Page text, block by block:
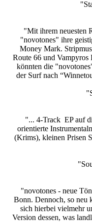
"Mit ihrem neuesten
"novotones" ihre
Money Mark.
Route 66 und Vampyros
könnten die
der Surf nach
"... 4-Track EP auf
orientierte
(Krims), kleinen Prisen
"novotones - neue
Bonn. Dennoch, so neu
sich hierbei vielmehr
Version dessen, was